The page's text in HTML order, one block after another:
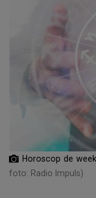
Horoscop de
foto: Radio Impuls)